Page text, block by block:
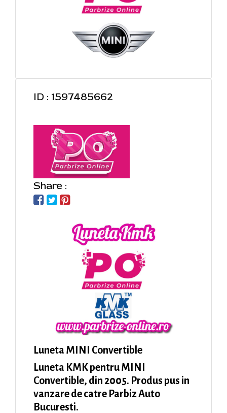
ID : 1597485662
Share :
Luneta MINI Convertible
Luneta KMK pentru MINI
Convertible, din 2005. Produs pus in
vanzare de catre Parbiz Auto
Bucuresti.